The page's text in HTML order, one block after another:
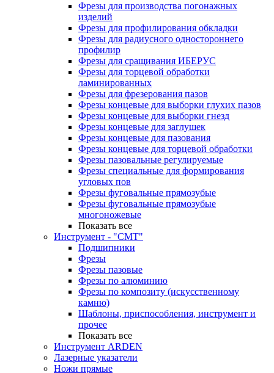
Фрезы для производства погонажных
изделий
Фрезы для профилирования обкладки
Фрезы для радиусного одностороннего
профилир
Фрезы для сращивания ИБЕРУС
Фрезы для торцевой обработки
ламинированных
Фрезы для фрезерования пазов
Фрезы концевые для выборки глухих пазов
Фрезы концевые для выборки гнезд
Фрезы концевые для заглушек
Фрезы концевые для пазования
Фрезы концевые для торцевой обработки
Фрезы пазовальные регулируемые
Фрезы специальные для формирования
угловых пов
Фрезы фуговальные прямозубые
Фрезы фуговальные прямозубые
многоножевые
Показать все
Инструмент - "СМТ"
Подшипники
Фрезы
Фрезы пазовые
Фрезы по алюминию
Фрезы по композиту (искусственному
камню)
Шаблоны, приспособления, инструмент и
прочее
Показать все
Инструмент ARDEN
Лазерные указатели
Ножи прямые